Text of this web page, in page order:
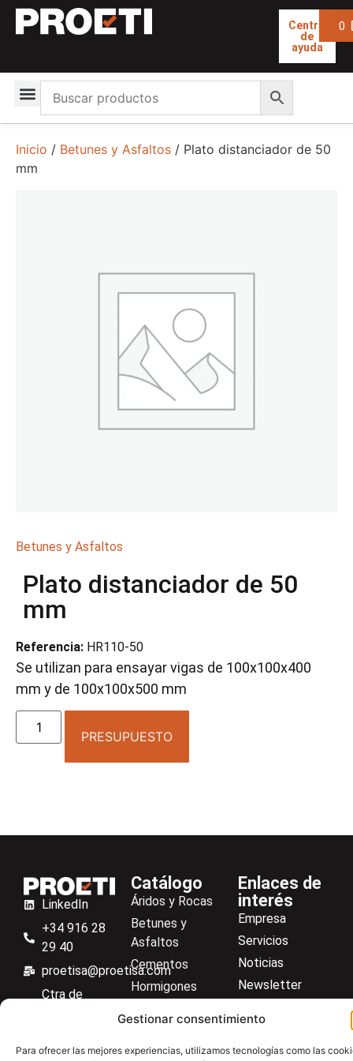
Gestionar consentimiento
Para ofrecer las mejores experiencias, utilizamos tecnologías como las
Centro
de
ayuda
0
Inicio / Betunes y Asfaltos / Plato distanciador de 50
mm
Betunes y Asfaltos
Plato distanciador de 50
mm
Referencia: HR110-50
Se utilizan para ensayar vigas de 100x100x400
mm y de 100x100x500 mm
PRESUPUESTO
LinkedIn
+34 916 28
29 40
proetisa@proetisa.com
Ctra de
M-106, Km
Catálogo
Áridos y Rocas
Betunes y
Asfaltos
Cementos
Hormigones
Aceros
Enlaces de
interés
Empresa
Servicios
Noticias
Newsletter
Centro de ayuda